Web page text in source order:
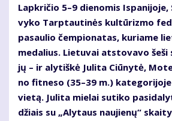
Lap­kri­čio 5–9 die­no­mis Is­pa­ni­jo­je,
vy­ko Tarp­tau­ti­nės kul­tū­riz­mo
pa­sau­lio čem­pio­na­tas, ku­ria­me
me­da­lius. Lie­tu­vai at­sto­va­vo
jų – ir aly­tiš­kė Ju­li­ta Ciū­ny­tė,
no fit­ne­so (35–39 m.)
vie­tą. Ju­li­ta mie­lai su­ti­ko
džiais su „Aly­taus nau­jie­nų“